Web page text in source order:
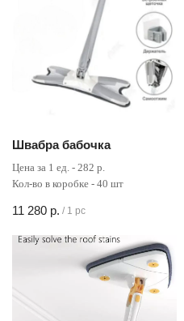
Швабра бабочка
Цена за 1 ед. - 282 р.
Кол-во в коробке - 40 шт
11 280 р. / 1 pc